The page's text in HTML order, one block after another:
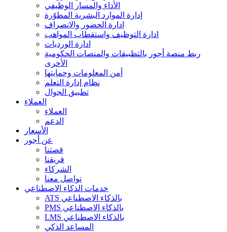
الأداء والمسار الوظيفي
إدارة الموارد البشرية المطوّرة
ادارة الحضور والانصراف
ادارة التوظيف واستقطاب المواهب
ادارة الورديات
ربط منصة أجور بالتطبيقات والمنصات الحكومية
الأخرى
أمن المعلومات وحمايتها
نظام إدارة التعلم
تطبيق الجوال
العملاء
العملاء
الدعم
الأسعار
عن أجور
قصتنا
فريقنا
الشركاء
تواصل معنا
خدمات الذكاء الاصطناعي
ATS بالذكاء الاصطناعي
PMS بالذكاء الاصطناعي
LMS بالذكاء الاصطناعي
المساعد الذكي